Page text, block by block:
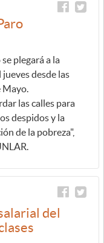
plegará a la
desde las
Mayo.
las calles para
despidos y la
de la pobreza",
del